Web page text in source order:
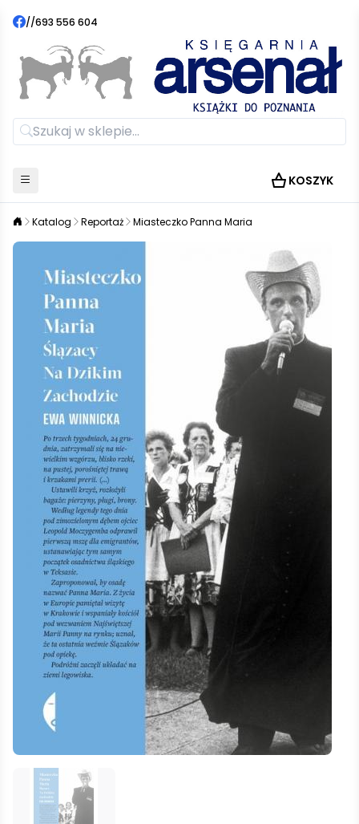
//693 556 604
KOSZYK
Katalog Reportaż Miasteczko Panna Maria